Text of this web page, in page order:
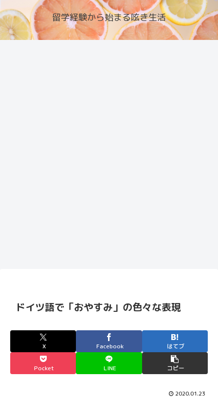
留学経験から始まる呟き生活
ドイツ語で「おやすみ」の色々な表現
X Facebook はてブ
Pocket LINE コピー
2020.01.23